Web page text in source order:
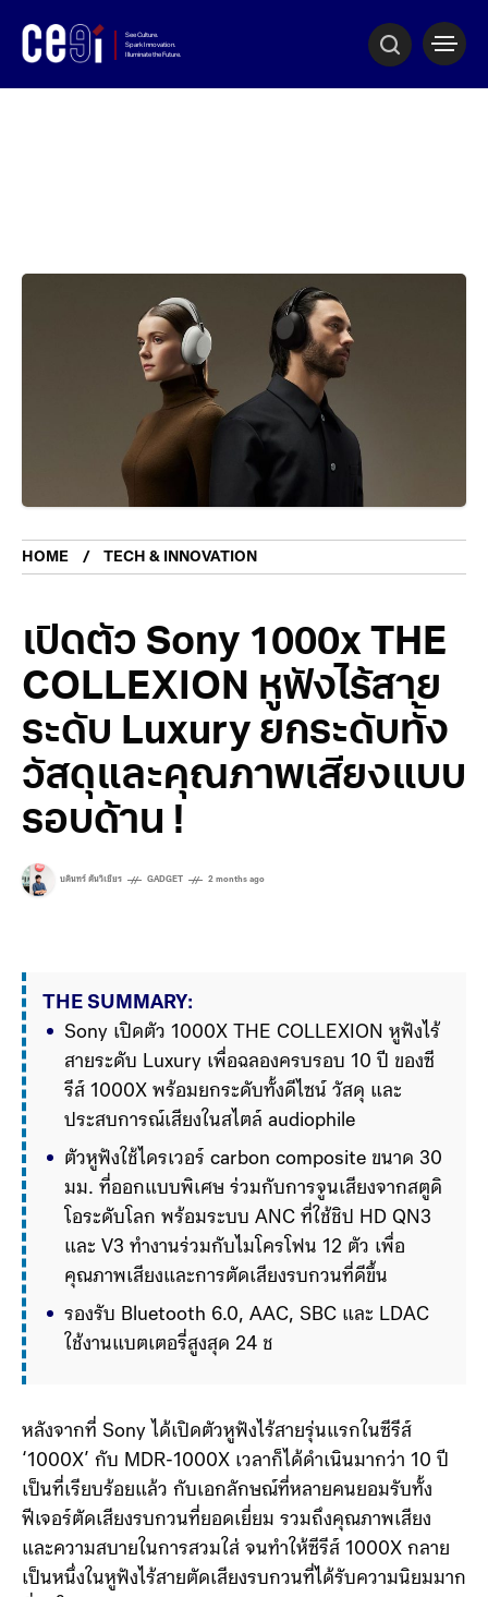
HOME TECH & INNOVATION
เปิดตัว Sony 1000x THE
COLLEXION หูฟังไร้สาย
ระดับ Luxury ยกระดับทั้ง
วัสดุและคุณภาพเสียงแบบ
รอบด้าน !
บดินทร์ ตันวิเชียร GADGET 2 months ago
THE SUMMARY:
Sony เปิดตัว 1000X THE COLLEXION หูฟังไร้
สายระดับ Luxury เพื่อฉลองครบรอบ 10 ปี ของซี
รีส์ 1000X พร้อมยกระดับทั้งดีไซน์ วัสดุ และ
ประสบการณ์เสียงในสไตล์ audiophile
ตัวหูฟังใช้ไดรเวอร์ carbon composite ขนาด 30
มม. ที่ออกแบบพิเศษ ร่วมกับการจูนเสียงจากสตูดิ
โอระดับโลก พร้อมระบบ ANC ที่ใช้ชิป HD QN3
และ V3 ทำงานร่วมกับไมโครโฟน 12 ตัว เพื่อ
คุณภาพเสียงและการตัดเสียงรบกวนที่ดีขึ้น
รองรับ Bluetooth 6.0, AAC, SBC และ LDAC
ใช้งานแบตเตอรี่สูงสุด 24 ชั่วโมง พร้อม ANC และ
หลังจากที่ Sony ได้เปิดตัวหูฟังไร้สายรุ่นแรกในซีรีส์
‘1000X’ กับ MDR-1000X เวลาก็ได้ดำเนินมากว่า 10 ปี
เป็นที่เรียบร้อยแล้ว กับเอกลักษณ์ที่หลายคนยอมรับทั้ง
ฟีเจอร์ตัดเสียงรบกวนที่ยอดเยี่ยม รวมถึงคุณภาพเสียง